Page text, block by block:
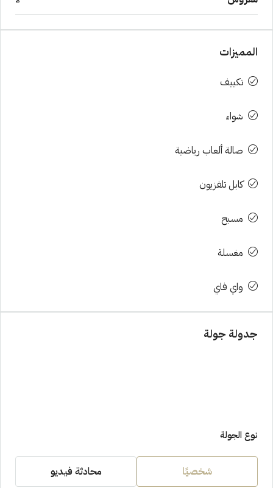
المميزات
تكييف
شواء
صالة ألعاب رياضية
كابل تلفزيون
مسبح
مغسلة
واي فاي
جدولة جولة
نوع الجولة
شخصيًا محادثة فيديو